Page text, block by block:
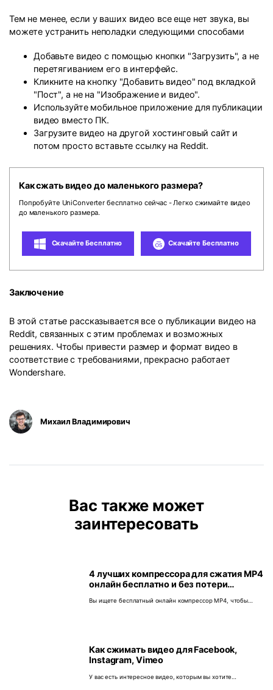
Тем не менее, если у ваших видео все еще нет звука, вы
можете устранить неполадки следующими способами
Добавьте видео с помощью кнопки "Загрузить", а не
перетягиванием его в интерфейс.
Кликните на кнопку "Добавить видео" под вкладкой
"Пост", а не на "Изображение и видео".
Используйте мобильное приложение для публикации
видео вместо ПК.
Загрузите видео на другой хостинговый сайт и
потом просто вставьте ссылку на Reddit.
Как сжать видео до маленького размера?
Попробуйте UniConverter бесплатно сейчас - Легко сжимайте видео
до маленького размера.
Скачайте Бесплатно Скачайте Бесплатно
Заключение
В этой статье рассказывается все о публикации видео на
Reddit, связанных с этим проблемах и возможных
решениях. Чтобы привести размер и формат видео в
соответствие с требованиями, прекрасно работает
Wondershare.
Михаил Владимирович
Вас также может
заинтересовать
4 лучших компрессора для сжатия MP4
онлайн бесплатно и без потери
Вы ищете бесплатный онлайн компрессор MP4, чтобы
Как сжимать видео для Facebook,
Instagram, Vimeo
У вас есть интересное видео, которым вы хотите